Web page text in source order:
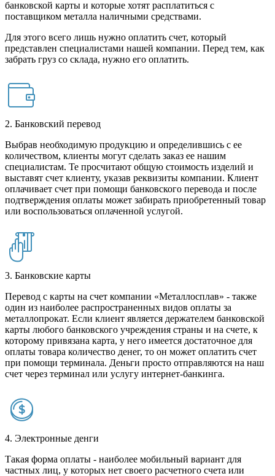
банковской карты и которые хотят расплатиться с
поставщиком металла наличными средствами.
Для этого всего лишь нужно оплатить счет, который
представлен специалистами нашей компании. Перед тем, как
забрать груз со склада, нужно его оплатить.
2. Банковский перевод
Выбрав необходимую продукцию и определившись с ее
количеством, клиенты могут сделать заказ ее нашим
специалистам. Те просчитают общую стоимость изделий и
выставят счет клиенту, указав реквизиты компании. Клиент
оплачивает счет при помощи банковского перевода и после
подтверждения оплаты может забирать приобретенный товар
или воспользоваться оплаченной услугой.
3. Банковские карты
Перевод с карты на счет компании «Металлосплав» - также
один из наиболее распространенных видов оплаты за
металлопрокат. Если клиент является держателем банковской
карты любого банковского учреждения страны и на счете, к
которому привязана карта, у него имеется достаточное для
оплаты товара количество денег, то он может оплатить счет
при помощи терминала. Деньги просто отправляются на наш
счет через терминал или услугу интернет-банкинга.
4. Электронные денги
Такая форма оплаты - наиболее мобильный вариант для
частных лиц, у которых нет своего расчетного счета или